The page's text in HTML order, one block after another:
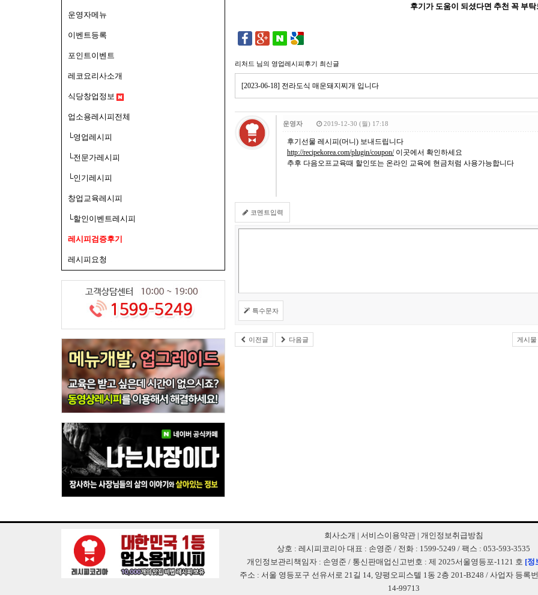
운영자메뉴
이벤트등록
포인트이벤트
레코요리사소개
식당창업정보
업소용레시피전체
└영업레시피
└전문가레시피
└인기레시피
창업교육레시피
└할인이벤트레시피
레시피검증후기
레시피요청
후기가 도움이 되셨다면 추천 꼭 부
리처드 님의 영업레시피후기 최신글
[2023-06-18] 전라도식 매운돼지찌개 입니다
운영자 2019-12-30 (월) 17:18
후기선물 레시피(머니) 보내드립니다
http://recipekorea.com/plugin/coupon/이곳에서 확인하세요
추후 다음오프교육때 할인또는 온라인 교육에 현금처럼 사용가능합니다
코멘트입력
특수문자
이전글 다음글 게시물
회사소개 | 서비스이용약관| 개인정보취급방침
상호 : 레시피코리아 대표 : 손영준 / 전화 : 1599-5249 / 팩스 : 053-593-3535
개인정보관리책임자 : 손영준 / 통신판매업신고번호 : 제 2025서울영등포-1121 호 [정
주소 : 서울 영등포구 선유서로 21길 14, 양평오피스텔 1동 2층 201-B248 / 사업자 등록
14-99713